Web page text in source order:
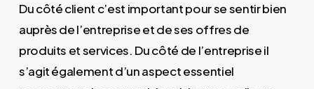
Du côté client c’est important pour se sentir bien
auprès de l’entreprise et de ses offres de
produits et services. Du côté de l’entreprise il
s’agit également d’un aspect essentiel